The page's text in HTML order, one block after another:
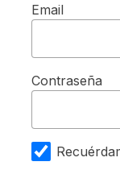
Email
Contraseña